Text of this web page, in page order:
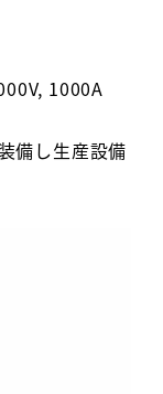
1000A
備し生産設備